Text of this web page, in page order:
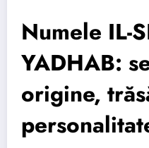
Numele IL-
YADHAB:
origine,